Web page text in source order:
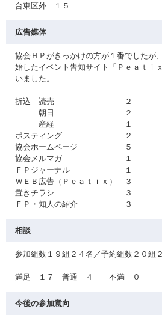
台東区外 １５
広告媒体
協会ＨＰがきっかけの方が１番でしたが
始したイベント告知サイト「Ｐｅａｔｉ
いました。
折込 読売 ２
朝日 ２
産経 １
ポスティング ２
協会ホームページ ５
協会メルマガ １
ＦＰジャーナル １
ＷＥＢ広告（Ｐｅａｔｉｘ） ３
置きチラシ ３
ＦＰ・知人の紹介 ３
相談
参加組数１９組２４名／予約組数２０組
満足 １７ 普通 ４ 不満 ０
今後の参加意向